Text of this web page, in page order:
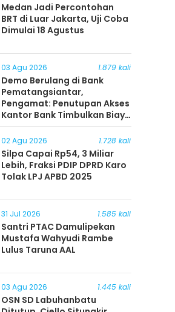
Medan Jadi Percontohan
BRT di Luar Jakarta, Uji Coba
Dimulai 18 Agustus
03 Agu 2026 1.879 kali
Demo Berulang di Bank
Pematangsiantar,
Pengamat: Penutupan Akses
Kantor Bank Timbulkan Biaya
Ekonomi bagi Masyarakat
02 Agu 2026 1.728 kali
Silpa Capai Rp54, 3 Miliar
Lebih, Fraksi PDIP DPRD Karo
Tolak LPJ APBD 2025
31 Jul 2026 1.585 kali
Santri PTAC Damulipekan
Mustafa Wahyudi Rambe
Lulus Taruna AAL
03 Agu 2026 1.445 kali
OSN SD Labuhanbatu